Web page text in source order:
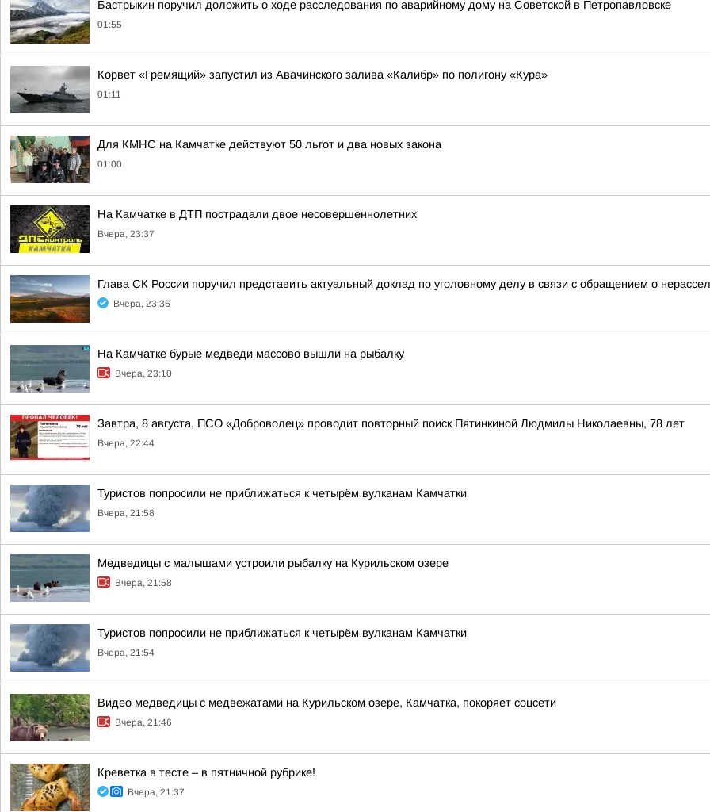
Бастрыкин поручил доложить о ходе расследования по аварийному дому на Советской в Петропавловске
01:55
Корвет «Гремящий» запустил из Авачинского залива «Калибр» по полигону «Кура»
01:11
Для КМНС на Камчатке действуют 50 льгот и два новых закона
01:00
На Камчатке в ДТП пострадали двое несовершеннолетних
Вчера, 23:37
Глава СК России поручил представить актуальный доклад по уголовному делу в связи с обращением о
Вчера, 23:36
На Камчатке бурые медведи массово вышли на рыбалку
Вчера, 23:10
Завтра, 8 августа, ПСО «Доброволец» проводит повторный поиск Пятинкиной Людмилы Николаевны, 78 лет
Вчера, 22:44
Туристов попросили не приближаться к четырём вулканам Камчатки
Вчера, 21:58
Медведицы с малышами устроили рыбалку на Курильском озере
Вчера, 21:58
Туристов попросили не приближаться к четырём вулканам Камчатки
Вчера, 21:54
Видео медведицы с медвежатами на Курильском озере, Камчатка, покоряет соцсети
Вчера, 21:46
Креветка в тесте – в пятничной рубрике!
Вчера, 21:37